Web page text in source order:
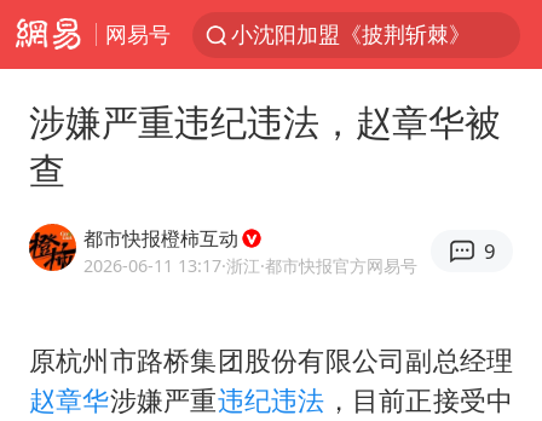
网易号
小沈阳加盟《披荆斩棘》
朱一龙的鼻子怎么了
上海地铁4条线路全线停运
4.2平卫生间补漏注胶花1.55万
国乒连续两站无缘冠军
涉嫌严重违纪违法，赵章华被
查
都市快报橙柿互动
2026-06-11 13:17·浙江·都市快报官方网易号
9
原杭州市路桥集团股份有限公司副总经理
赵章华涉嫌严重违纪违法 ，目前正接受中